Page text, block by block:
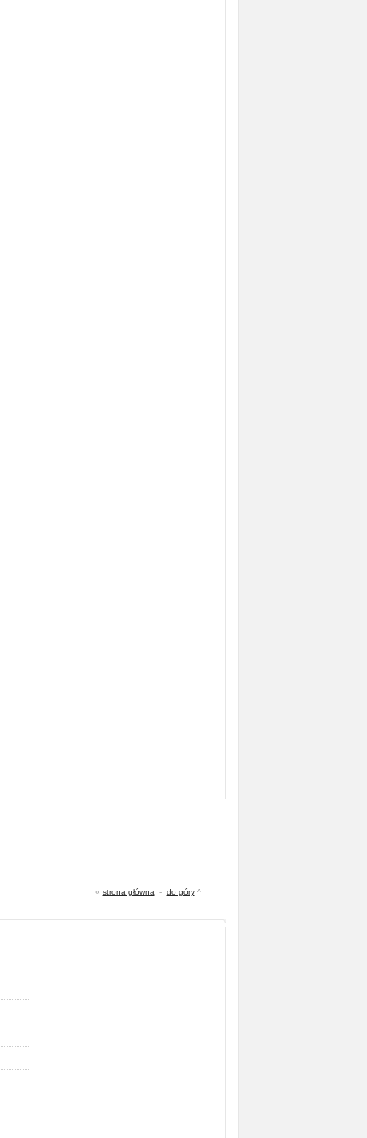
« strona główna - do góry^